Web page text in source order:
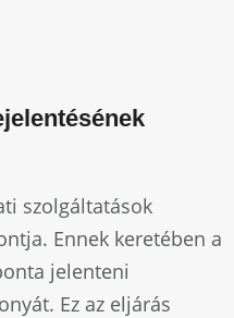
szolgáltatások
Ennek keretében a
jelenteni
Ez az eljárás